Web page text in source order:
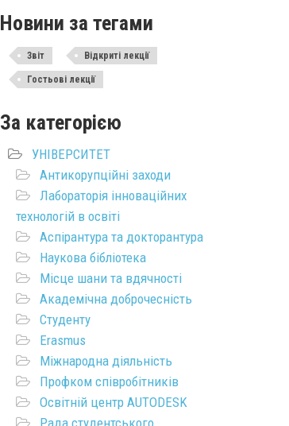
Новини за тегами
Звіт Відкриті лекції
Гостьові лекції
За категорією
УНІВЕРСИТЕТ
Антикорупційні заходи
Лабораторія інноваційних
технологій в освіті
Аспірантура та докторантура
Наукова бібліотека
Місце шани та вдячності
Академічна доброчесність
Студенту
Erasmus
Міжнародна діяльність
Профком співробітників
Освітній центр AUTODESK
Рада студентського